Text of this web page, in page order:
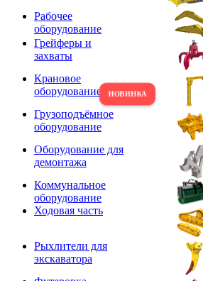
Рабочее
оборудование
Грейферы и
захваты
Крановое
оборудование
Грузоподъёмное
оборудование
Оборудование для
демонтажа
Коммунальное
оборудование
Ходовая часть
Рыхлители для
экскаватора